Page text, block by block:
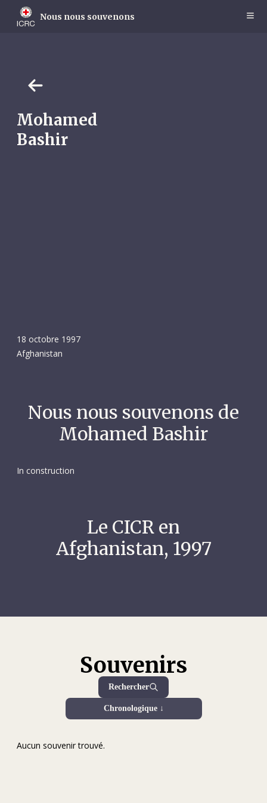
main
Nous nous souvenons
Mohamed
Bashir
18 octobre 1997
Afghanistan
Nous nous souvenons de
Mohamed Bashir
In construction
Le CICR en
Afghanistan, 1997
Souvenirs
Rechercher
Chronologique ↓
Aucun souvenir trouvé.